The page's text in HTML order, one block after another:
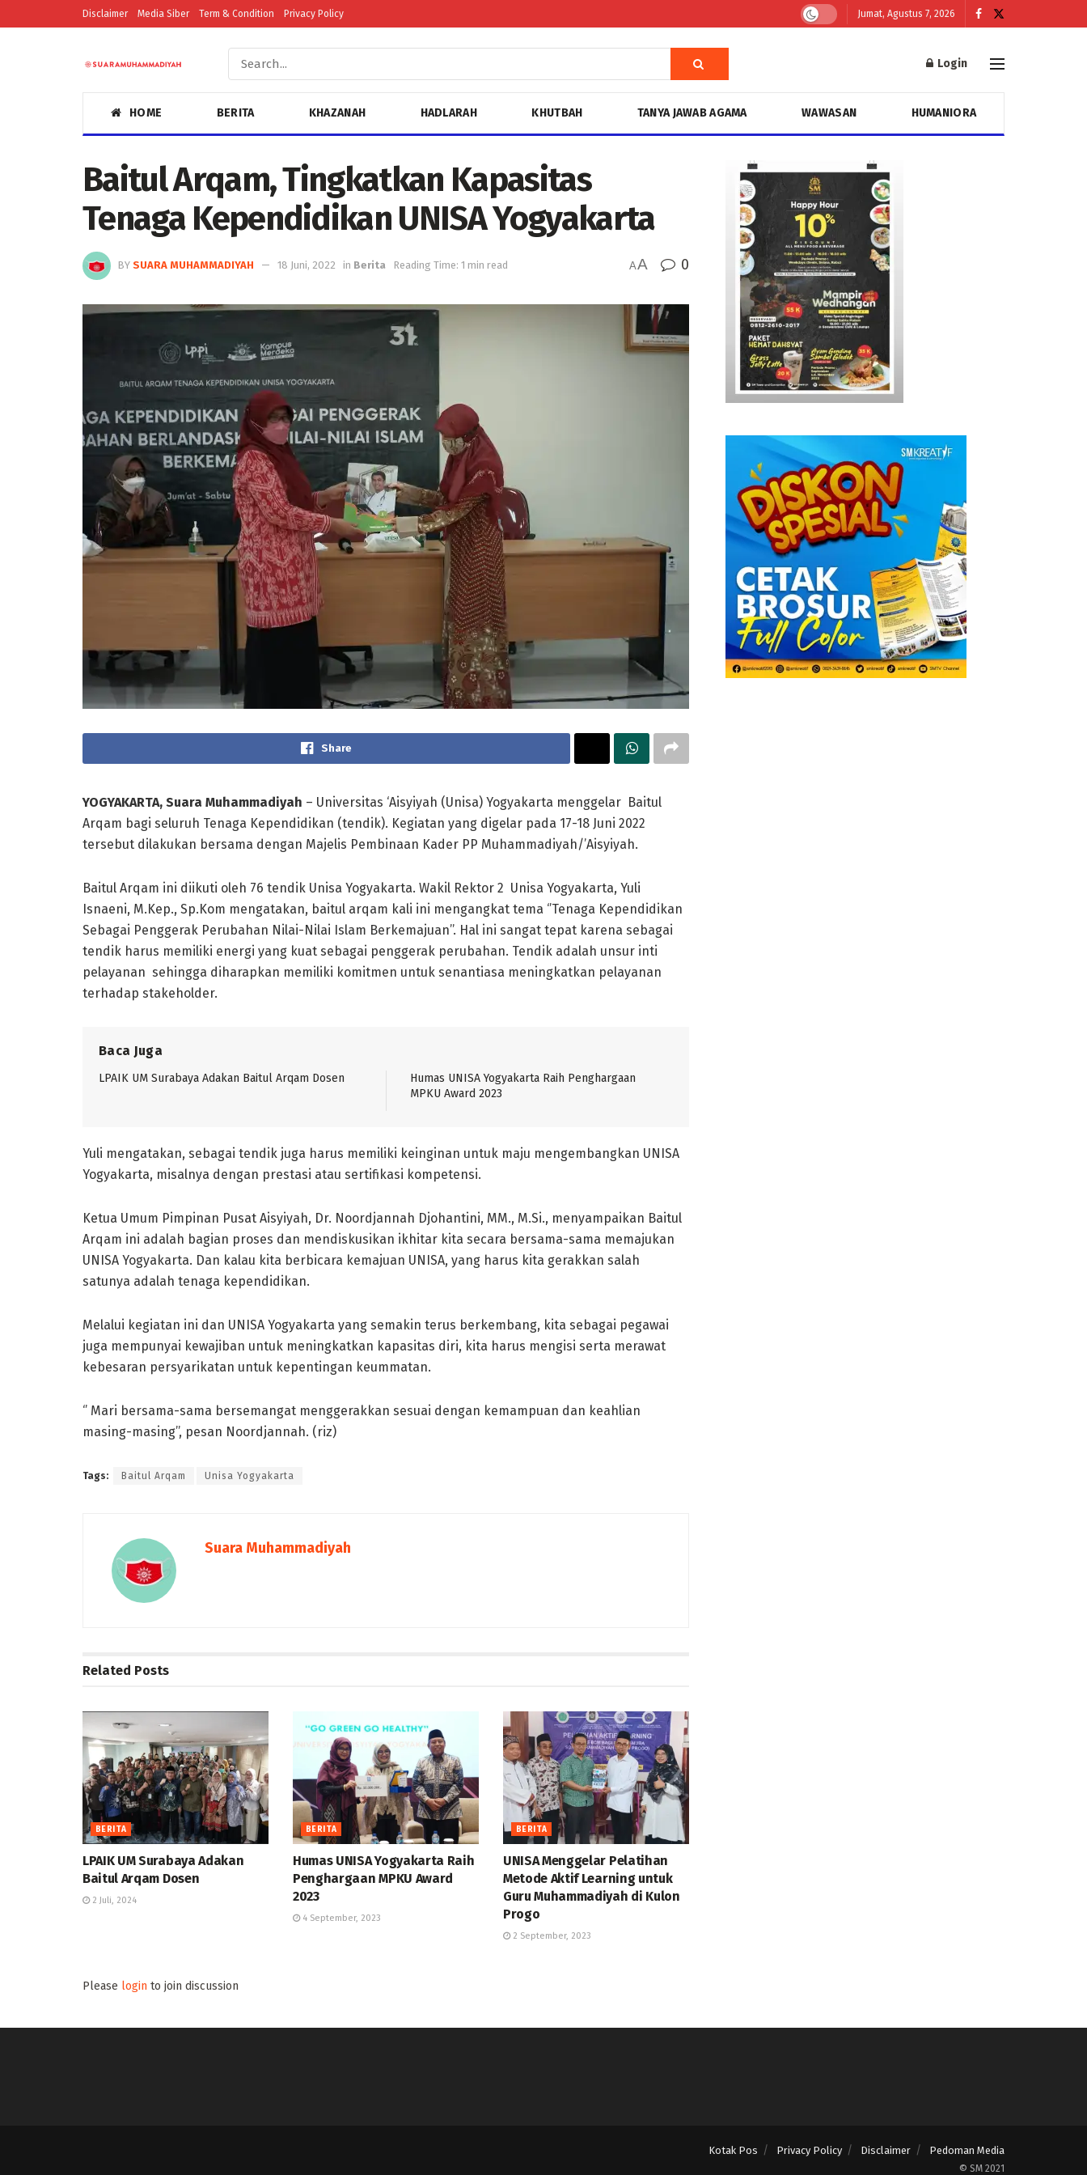
Disclaimer Media Siber Term & Condition Privacy Policy Jumat, Agustus 7, 2026
Login
HOME BERITA KHAZANAH HADLARAH KHUTBAH TANYA JAWAB AGAMA WAWASAN HUMANIORA
Baitul Arqam, Tingkatkan Kapasitas
Tenaga Kependidikan UNISA Yogyakarta
BY SUARA MUHAMMADIYAH 18 Juni, 2022 in Berita Reading Time: 1 min read AA 0
Share
YOGYAKARTA, Suara Muhammadiyah – Universitas ‘Aisyiyah (Unisa) Yogyakarta menggelar Baitul
Arqam bagi seluruh Tenaga Kependidikan (tendik). Kegiatan yang digelar pada 17-18 Juni 2022
tersebut dilakukan bersama dengan Majelis Pembinaan Kader PP Muhammadiyah/’Aisyiyah.
Baitul Arqam ini diikuti oleh 76 tendik Unisa Yogyakarta. Wakil Rektor 2 Unisa Yogyakarta, Yuli
Isnaeni, M.Kep., Sp.Kom mengatakan, baitul arqam kali ini mengangkat tema ‘’Tenaga Kependidikan
Sebagai Penggerak Perubahan Nilai-Nilai Islam Berkemajuan’’. Hal ini sangat tepat karena sebagai
tendik harus memiliki energi yang kuat sebagai penggerak perubahan. Tendik adalah unsur inti
pelayanan sehingga diharapkan memiliki komitmen untuk senantiasa meningkatkan pelayanan
terhadap stakeholder.
Baca Juga
LPAIK UM Surabaya Adakan Baitul Arqam Dosen
Humas UNISA Yogyakarta Raih Penghargaan
MPKU Award 2023
Yuli mengatakan, sebagai tendik juga harus memiliki keinginan untuk maju mengembangkan UNISA
Yogyakarta, misalnya dengan prestasi atau sertifikasi kompetensi.
Ketua Umum Pimpinan Pusat Aisyiyah, Dr. Noordjannah Djohantini, MM., M.Si., menyampaikan Baitul
Arqam ini adalah bagian proses dan mendiskusikan ikhitar kita secara bersama-sama memajukan
UNISA Yogyakarta. Dan kalau kita berbicara kemajuan UNISA, yang harus kita gerakkan salah
satunya adalah tenaga kependidikan.
Melalui kegiatan ini dan UNISA Yogyakarta yang semakin terus berkembang, kita sebagai pegawai
juga mempunyai kewajiban untuk meningkatkan kapasitas diri, kita harus mengisi serta merawat
kebesaran persyarikatan untuk kepentingan keummatan.
‘’ Mari bersama-sama bersemangat menggerakkan sesuai dengan kemampuan dan keahlian
masing-masing’’, pesan Noordjannah. (riz)
Tags: Baitul Arqam Unisa Yogyakarta
Suara Muhammadiyah
Related Posts
BERITA
LPAIK UM Surabaya Adakan
Baitul Arqam Dosen
2 Juli, 2024
BERITA
Humas UNISA Yogyakarta Raih
Penghargaan MPKU Award
2023
4 September, 2023
BERITA
UNISA Menggelar Pelatihan
Metode Aktif Learning untuk
Guru Muhammadiyah di Kulon
Progo
2 September, 2023
Please login to join discussion
Kotak Pos Privacy Policy Disclaimer Pedoman Media
© SM 2021